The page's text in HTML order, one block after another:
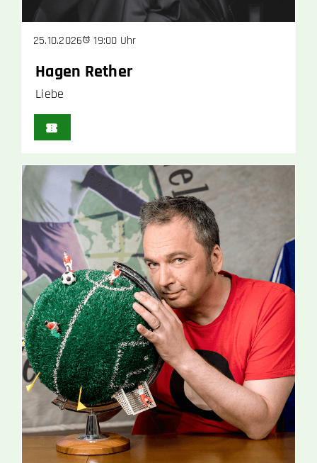
25.10.2026 19:00 Uhr
Hagen Rether
Liebe